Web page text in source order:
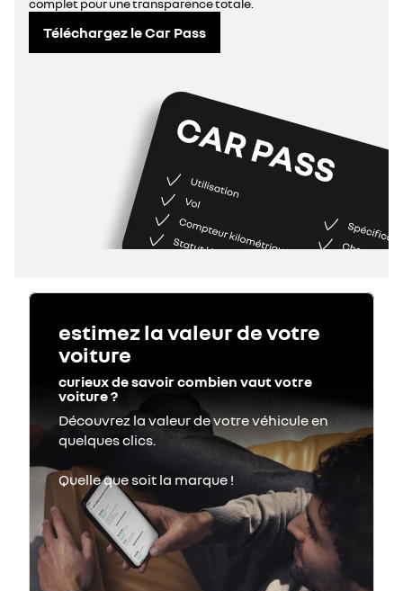
complet pour une transparence totale.
Téléchargez le Car Pass
estimez la valeur de votre
voiture
curieux de savoir combien vaut votre
voiture ?
Découvrez la valeur de votre véhicule en